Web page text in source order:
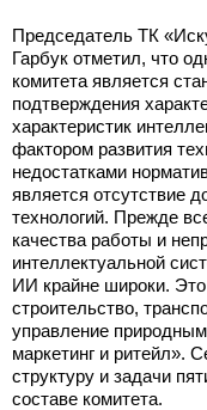
Председатель ТК
Гарбук отметил, что
комитета является
подтверждения
характеристик
фактором развития
недостатками
является отсутствие
технологий. Прежде
качества работы и
интеллектуальной
ИИ крайне широки.
строительство,
управление
маркетинг и ритейл».
структуру и задачи
составе комитета.